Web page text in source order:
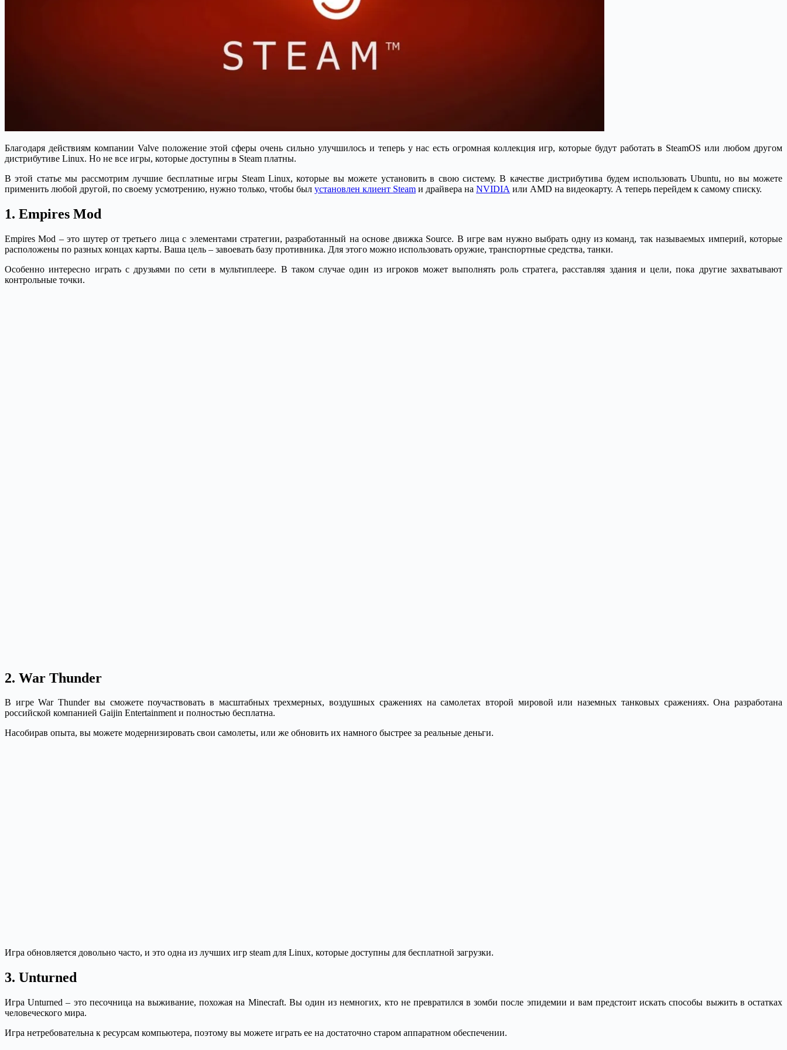
Благодаря действиям компании Valve положение этой сферы очень сильно улучшилось и теперь у нас есть огромная коллекция игр, которые будут работать в SteamOS или любом другом
дистрибутиве Linux. Но не все игры, которые доступны в Steam платны.
В этой статье мы рассмотрим лучшие бесплатные игры Steam Linux, которые вы можете установить в свою систему. В качестве дистрибутива будем использовать Ubuntu, но вы можете
применить любой другой, по своему усмотрению, нужно только, чтобы был установлен клиент Steam и драйвера на NVIDIA или AMD на видеокарту. А теперь перейдем к самому списку.
1. Empires Mod
Empires Mod – это шутер от третьего лица с элементами стратегии, разработанный на основе движка Source. В игре вам нужно выбрать одну из команд, так называемых империй, которые
расположены по разных концах карты. Ваша цель – завоевать базу противника. Для этого можно использовать оружие, транспортные средства, танки.
Особенно интересно играть с друзьями по сети в мультиплеере. В таком случае один из игроков может выполнять роль стратега, расставляя здания и цели, пока другие захватывают
контрольные точки.
2. War Thunder
В игре War Thunder вы сможете поучаствовать в масштабных трехмерных, воздушных сражениях на самолетах второй мировой или наземных танковых сражениях. Она разработана
российской компанией Gaijin Entertainment и полностью бесплатна.
Насобирав опыта, вы можете модернизировать свои самолеты, или же обновить их намного быстрее за реальные деньги.
Игра обновляется довольно часто, и это одна из лучших игр steam для Linux, которые доступны для бесплатной загрузки.
3. Unturned
Игра Unturned – это песочница на выживание, похожая на Minecraft. Вы один из немногих, кто не превратился в зомби после эпидемии и вам предстоит искать способы выжить в остатках
человеческого мира.
Игра нетребовательна к ресурсам компьютера, поэтому вы можете играть ее на достаточно старом аппаратном обеспечении.